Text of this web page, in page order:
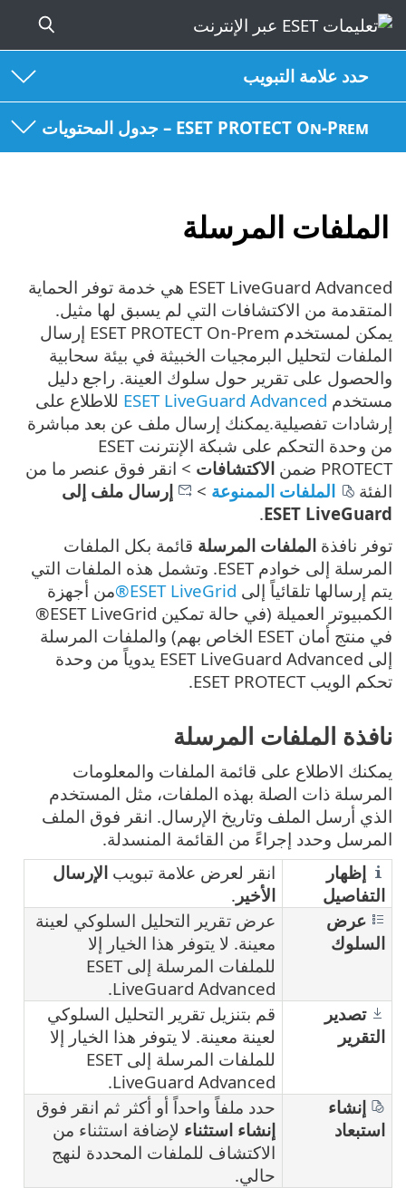
حدد علامة التبويب
ESET PROTECT On-Prem – جدول المحتويات
الملفات المرسلة
ESET LiveGuard Advanced هي خدمة توفر الحماية
المتقدمة من الاكتشافات التي لم يسبق لها مثيل.
يمكن لمستخدم ESET PROTECT On-Prem إرسال
الملفات لتحليل البرمجيات الخبيثة في بيئة سحابية
والحصول على تقرير حول سلوك العينة. راجع دليل
مستخدم ESET LiveGuard Advanced للاطلاع على
إرشادات تفصيلية.يمكنك إرسال ملف عن بعد مباشرة
من وحدة التحكم على شبكة الإنترنت ESET
PROTECT ضمن
الاكتشافات > انقر فوق عنصر ما من
الفئة
الملفات الممنوعة >
إرسال ملف إلى
ESET LiveGuard
.
توفر نافذة الملفات المرسلة قائمة بكل الملفات
المرسلة إلى خوادم ESET. وتشمل هذه الملفات التي
يتم إرسالها تلقائياً إلى ESET LiveGrid®
من أجهزة
الكمبيوتر العميلة (في حالة تمكين ESET LiveGrid®
في منتج أمان ESET الخاص بهم) والملفات المرسلة
إلى ESET LiveGuard Advanced يدوياً من وحدة
تحكم الويب ESET PROTECT.
نافذة الملفات المرسلة
يمكنك الاطلاع على قائمة الملفات والمعلومات
المرسلة ذات الصلة بهذه الملفات، مثل المستخدم
الذي أرسل الملف وتاريخ الإرسال. انقر فوق الملف
المرسل وحدد إجراءً من القائمة المنسدلة.
إظهار
التفاصيل
انقر لعرض علامة تبويب الإرسال
الأخير .
عرض
السلوك
عرض تقرير التحليل السلوكي لعينة
معينة. لا يتوفر هذا الخيار إلا
للملفات المرسلة إلى ESET
LiveGuard Advanced.
تصدير
التقرير
قم بتنزيل تقرير التحليل السلوكي
لعينة معينة. لا يتوفر هذا الخيار إلا
للملفات المرسلة إلى ESET
LiveGuard Advanced.
إنشاء
استبعاد
حدد ملفاً واحداً أو أكثر ثم انقر فوق
إنشاء استثناء لإضافة استثناء من
الاكتشاف للملفات المحددة لنهج
حالي.